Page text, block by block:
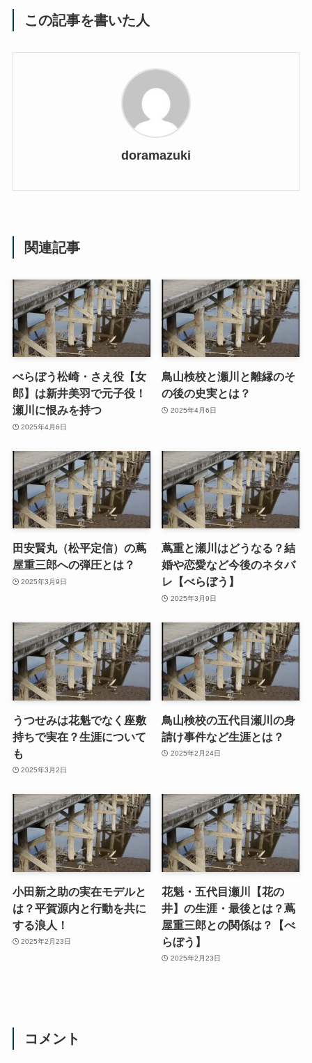
この記事を書いた人
doramazuki
関連記事
べらぼう松崎・さえ役【女
郎】は新井美羽で元子役！
瀬川に恨みを持つ
2025年4月6日
鳥山検校と瀬川と離縁のそ
の後の史実とは？
2025年4月6日
田安賢丸（松平定信）の蔦
屋重三郎への弾圧とは？
2025年3月9日
蔦重と瀬川はどうなる？結
婚や恋愛など今後のネタバ
レ【べらぼう】
2025年3月9日
うつせみは花魁でなく座敷
持ちで実在？生涯について
も
2025年3月2日
鳥山検校の五代目瀬川の身
請け事件など生涯とは？
2025年2月24日
小田新之助の実在モデルと
は？平賀源内と行動を共に
する浪人！
2025年2月23日
花魁・五代目瀬川【花の
井】の生涯・最後とは？蔦
屋重三郎との関係は？【べ
らぼう】
2025年2月23日
コメント